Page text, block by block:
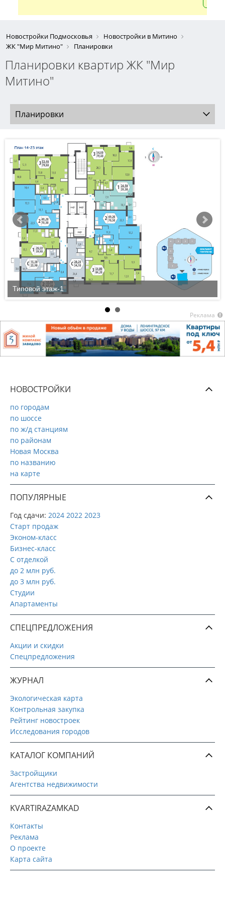
Новостройки Подмосковья
Новостройки в Митино
ЖК "Мир Митино"
Планировки
Планировки квартир ЖК "Мир
Митино"
Планировки
Типовой этаж-1
Реклама
НОВОСТРОЙКИ
по городам
по шоссе
по ж/д станциям
по районам
Новая Москва
по названию
на карте
ПОПУЛЯРНЫЕ
Год сдачи: 2024 2022 2023
Старт продаж
Эконом-класс
Бизнес-класс
С отделкой
до 2 млн руб.
до 3 млн руб.
Студии
Апартаменты
СПЕЦПРЕДЛОЖЕНИЯ
Акции и скидки
Спецпредложения
ЖУРНАЛ
Экологическая карта
Контрольная закупка
Рейтинг новостроек
Исследования городов
КАТАЛОГ КОМПАНИЙ
Застройщики
Агентства недвижимости
KVARTIRAZAMKAD
Контакты
Реклама
О проекте
Карта сайта